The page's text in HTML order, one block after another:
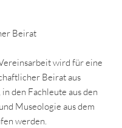
Beirat
wird für eine
Beirat aus
den Fachleute aus den
Museologie aus dem
werden.